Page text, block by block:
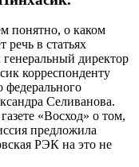
понятно, о каком
речь в статьях
директор
корреспонденту
Селиванова.
«Восход» о том,
предложила
РЭК на это не